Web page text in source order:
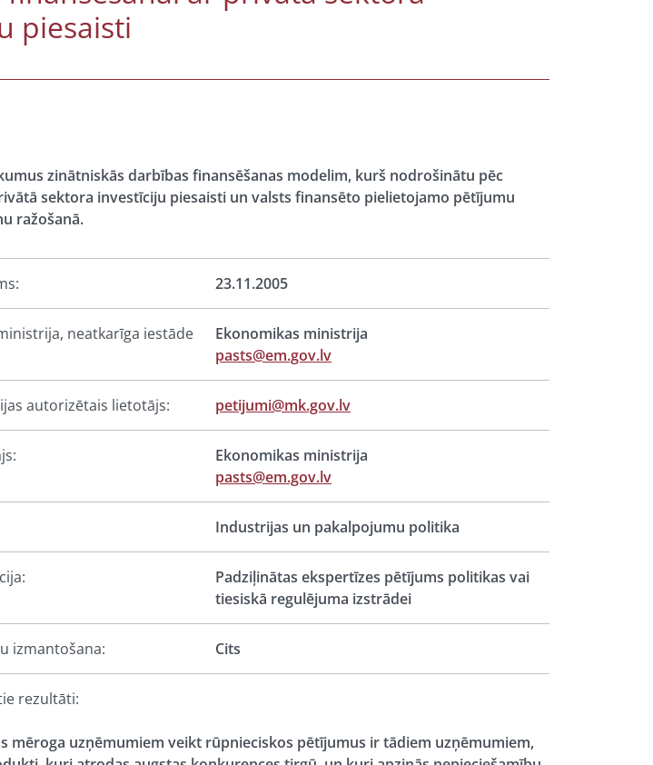
piesaisti
zinātniskās darbības finansēšanas modelim, kurš nodrošinātu pēc
sektora investīciju piesaisti un valsts finansēto pielietojamo pētījumu
ražošanā.
23.11.2005
neatkarīga iestāde
Ekonomikas ministrija
pasts@em.gov.lv
autorizētais lietotājs: petijumi@mk.gov.lv
Ekonomikas ministrija
pasts@em.gov.lv
Industrijas un pakalpojumu politika
Padziļinātas ekspertīzes pētījums politikas vai
tiesiskā regulējuma izstrādei
izmantošana: Cits
rezultāti:
mēroga uzņēmumiem veikt rūpnieciskos pētījumus ir tādiem uzņēmumiem,